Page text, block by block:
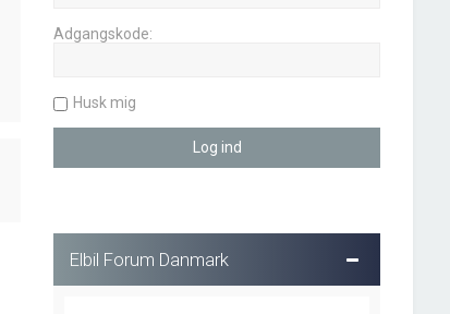
Adgangskode:
Husk mig
Elbil Forum Danmark